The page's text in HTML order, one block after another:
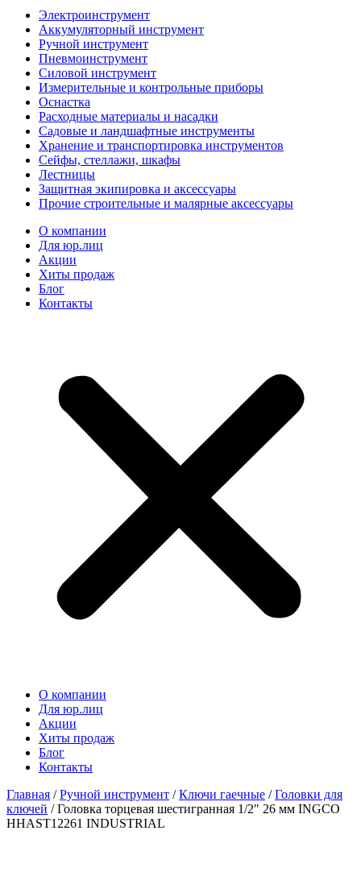
Электроинструмент
Аккумуляторный инструмент
Ручной инструмент
Пневмоинструмент
Силовой инструмент
Измерительные и контрольные приборы
Оснастка
Расходные материалы и насадки
Садовые и ландшафтные инструменты
Хранение и транспортировка инструментов
Сейфы, стеллажи, шкафы
Лестницы
Защитная экипировка и аксессуары
Прочие строительные и малярные аксессуары
О компании
Для юр.лиц
Акции
Хиты продаж
Блог
Контакты
О компании
Для юр.лиц
Акции
Хиты продаж
Блог
Контакты
Главная /Ручной инструмент /Ключи гаечные /Головки для
ключей / Головка торцевая шестигранная 1/2″ 26 мм INGCO
HHAST12261 INDUSTRIAL